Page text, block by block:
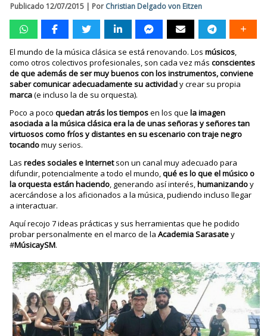
Publicado 12/07/2015 | Por Christian Delgado von Eitzen
El mundo de la música clásica se está renovando. Losmúsicos,
como otros colectivos profesionales, son cada vez másconscientes
de que además de ser muy buenos con los instrumentos, conviene
saber comunicar adecuadamente su actividady crear su propia
marca(e incluso la de su orquesta).
Poco a pocoquedan atrás los tiemposen los que la imagen
asociada a la música clásica era la de unas señoras y señores tan
virtuosos como fríos y distantes en su escenario con traje negro
tocandomuy serios.
Lasredes sociales e Internetson un canal muy adecuado para
difundir, potencialmente a todo el mundo,qué es lo que el músico o
la orquesta están haciendo, generando así interés, humanizandoy
acercándose a los aficionados a la música, pudiendo incluso llegar
a interactuar.
Aquí recojo 7 ideas prácticas y sus herramientas que he podido
probar personalmente en el marco de laAcademia Sarasatey
#MúsicaySM.